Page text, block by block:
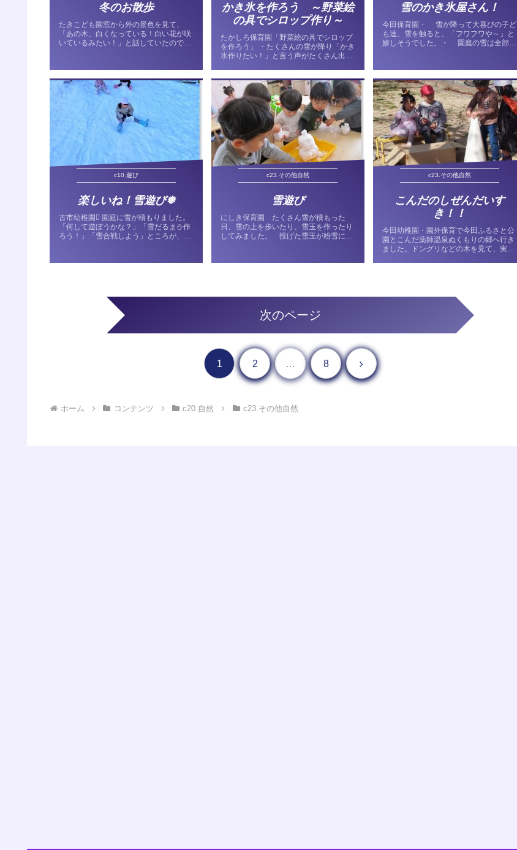
冬のお散歩
たきこども園窓から外の景色を見て、
「あの木、白くなっている！白い花が咲
いているみたい！」と話していたので、
感触に驚き、「ガリガリ音がする」「ゴ
リゴリ言う」などと、それぞ...
かき氷を作ろう ～野菜絵
の具でシロップ作り～
たかしろ保育園「野菜絵の具でシロップ
を作ろう」 ・たくさんの雪が降り「かき
氷作りたい！」と言う声がたくさん出ま
なで話し合いました。・保育者がニンジ
ンやパプリカをすりお...
雪のかき氷屋さん！
今田保育園・ 雪が降って大喜びの子ど
も達。雪を触ると、「フワフワや～」と
嬉しそうでした。・ 園庭の雪は全部溶
チカチや」「氷みたい」と感触の違いに
気付き、みんなでかき...
c10.遊び
楽しいね！雪遊び❅
古市幼稚園 園庭に雪が積もりました。
「何して遊ぼうかな？」「雪だるま⛄作
ろう！」「雪合戦しよう」ところが、全
すべりをすることに。←そりすべりに使
c23.その他自然
雪遊び
にしき保育園 たくさん雪が積もった
日、雪の上を歩いたり、雪玉を作ったり
してみました。 投げた雪玉が粉雪にな
まだ足跡のない真っ白な雪のままでし
c23.その他自然
こんだのしぜんだいす
き！！
今田幼稚園・園外保育で今田ふるさと公
園とこんだ薬師温泉ぬくもりの郷へ行き
ました。ドングリなどの木を見て、実や
次のページ
1 2 … 8 次へ
ホーム コンテンツ c20.自然 c23.その他自然